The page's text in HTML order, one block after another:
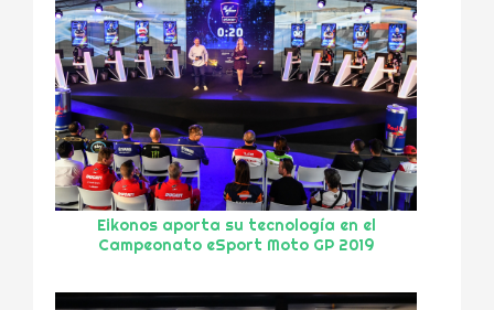
Eikonos aporta su tecnología en el
Campeonato eSport Moto GP 2019